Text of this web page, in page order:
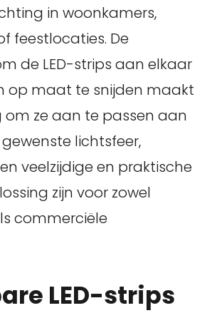
in woonkamers,
feestlocaties. De
de LED-strips aan elkaar
op maat te snijden maakt
ze aan te passen aan
lichtsfeer,
veelzijdige en praktische
zijn voor zowel
commerciële
LED-strips